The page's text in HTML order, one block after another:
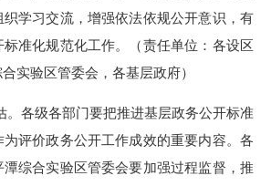
学习交流，增强依法依规公开意识，有
准化规范化工作。（责任单位：各设区
实验区管委会，各基层政府）
各级各部门要把推进基层政务公开标准
评价政务公开工作成效的重要内容。各
综合实验区管委会要加强过程监督，推